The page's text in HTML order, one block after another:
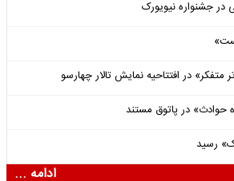
در جشنواره نیویورک
متفکر» در افتتاحیه نمایش تالار چهارسو
حوادث» در پاتوق مستند
رسید
ادامه ...